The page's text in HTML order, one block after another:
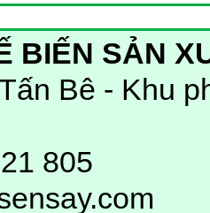
BIẾN SẢN
Bê - Khu
805